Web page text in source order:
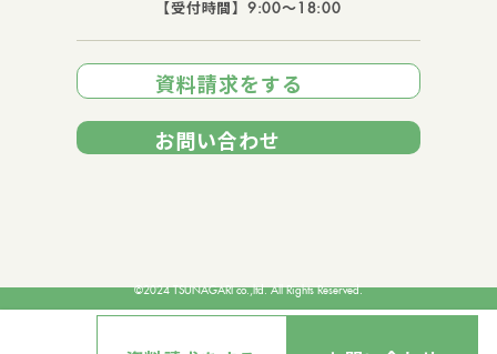
【受付時間】9:00～18:00
資料請求をする
お問い合わせ
©2024 TSUNAGARI co.,ltd. All Rights Reserved.